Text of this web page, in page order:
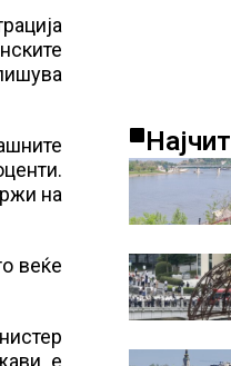
на
веќе
е